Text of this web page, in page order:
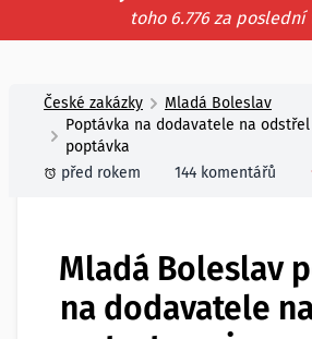
toho 6.776 za poslední
České zakázky
Mladá Boleslav
Poptávka na dodavatele na
poptávka
před rokem
144 komentářů
Mladá Boleslav
na dodavatele